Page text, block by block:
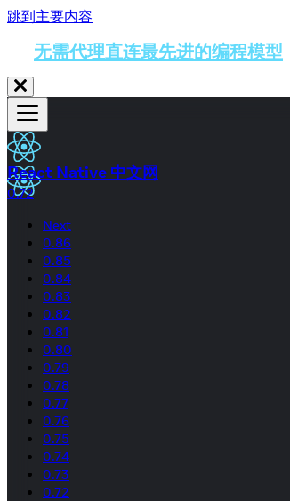
跳到主要内容
无需代理直连最先进的编程模型
React Native 中文网
0.72
Next
0.86
0.85
0.84
0.83
0.82
0.81
0.80
0.79
0.78
0.77
0.76
0.75
0.74
0.73
0.72